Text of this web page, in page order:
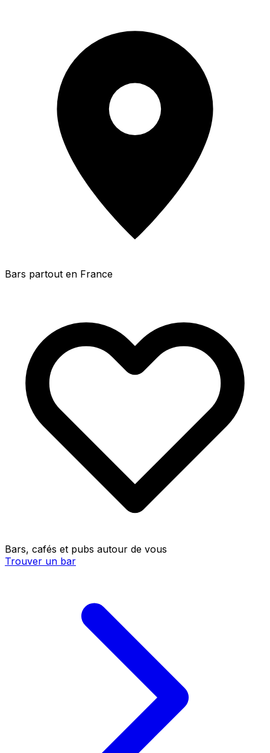
Bars partout en France
Bars, cafés et pubs autour de vous
Trouver un bar